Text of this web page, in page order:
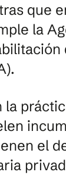
que
la
la
el